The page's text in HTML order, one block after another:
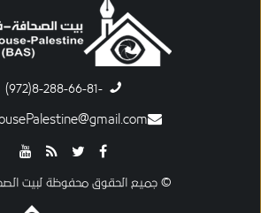
-8-288-66-81(972)
© جميع الحقوق محفوظة لبيت الصحافة